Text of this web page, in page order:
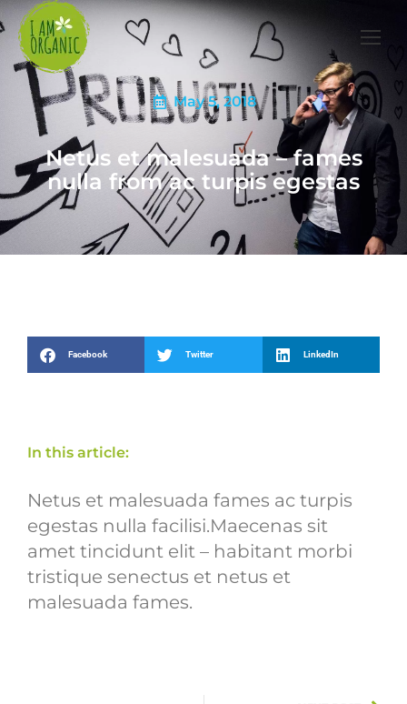
May 5, 2018
Netus et malesuada – fames
nulla from ac turpis egestas
Facebook Twitter LinkedIn
In this article:
Netus et malesuada fames ac turpis
egestas nulla facilisi.Maecenas sit
amet tincidunt elit – habitant morbi
tristique senectus et netus et
malesuada fames.